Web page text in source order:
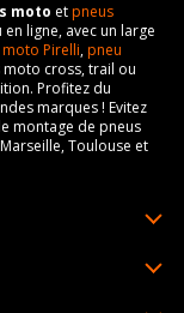
moto etpneus
ligne, avec un large
Pirelli,pneu
moto cross, trail ou
Profitez du
marques ! Evitez
montage de pneus
Toulouse et